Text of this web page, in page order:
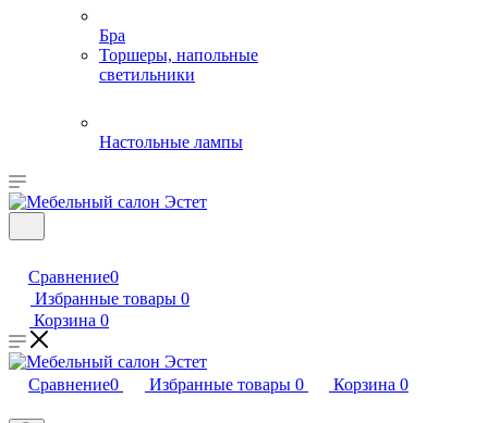
Бра
Торшеры, напольные
светильники
Настольные лампы
Сравнение0
Избранные товары 0
Корзина 0
Сравнение0 Избранные товары 0 Корзина 0